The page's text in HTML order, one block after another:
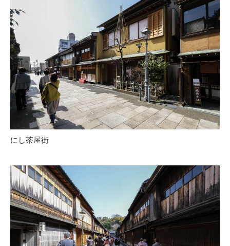
にし茶屋街